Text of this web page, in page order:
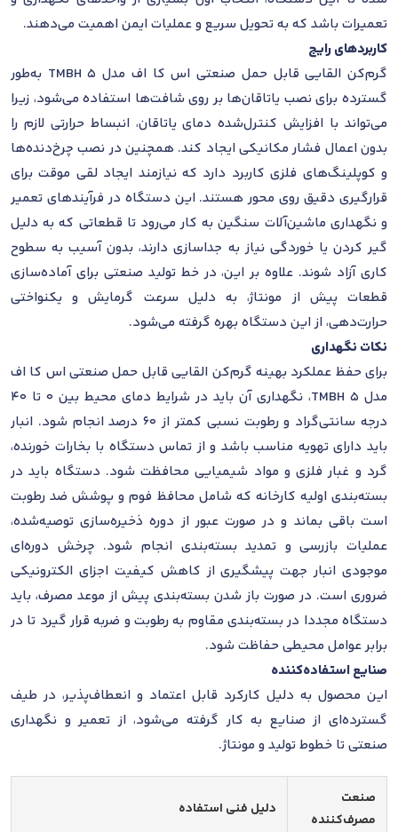
تعمیرات باشد که به تحویل سریع و عملیات ایمن اهمیت می‌دهند.
کاربردهای رایج
گرم‌کن القایی قابل حمل صنعتی اس کا اف مدل TMBH 5 به‌طور
گسترده برای نصب یاتاقان‌ها بر روی شافت‌ها استفاده می‌شود، زیرا
می‌تواند با افزایش کنترل‌شده دمای یاتاقان، انبساط حرارتی لازم را
بدون اعمال فشار مکانیکی ایجاد کند. همچنین در نصب چرخ‌دنده‌ها
و کوپلینگ‌های فلزی کاربرد دارد که نیازمند ایجاد لقی موقت برای
قرارگیری دقیق روی محور هستند. این دستگاه در فرآیندهای تعمیر
و نگهداری ماشین‌آلات سنگین به کار می‌رود تا قطعاتی که به دلیل
گیر کردن یا خوردگی نیاز به جداسازی دارند، بدون آسیب به سطوح
کاری آزاد شوند. علاوه بر این، در خط تولید صنعتی برای آماده‌سازی
قطعات پیش از مونتاژ، به دلیل سرعت گرمایش و یکنواختی
حرارت‌دهی، از این دستگاه بهره گرفته می‌شود.
نکات نگهداری
برای حفظ عملکرد بهینه گرم‌کن القایی قابل حمل صنعتی اس کا اف
مدل TMBH 5، نگهداری آن باید در شرایط دمای محیط بین 0 تا 40
درجه سانتی‌گراد و رطوبت نسبی کمتر از 60 درصد انجام شود. انبار
باید دارای تهویه مناسب باشد و از تماس دستگاه با بخارات خورنده،
گرد و غبار فلزی و مواد شیمیایی محافظت شود. دستگاه باید در
بسته‌بندی اولیه کارخانه که شامل محافظ فوم و پوشش ضد رطوبت
است باقی بماند و در صورت عبور از دوره ذخیره‌سازی توصیه‌شده،
عملیات بازرسی و تمدید بسته‌بندی انجام شود. چرخش دوره‌ای
موجودی انبار جهت پیشگیری از کاهش کیفیت اجزای الکترونیکی
ضروری است. در صورت باز شدن بسته‌بندی پیش از موعد مصرف، باید
دستگاه مجددا در بسته‌بندی مقاوم به رطوبت و ضربه قرار گیرد تا در
برابر عوامل محیطی حفاظت شود.
صنایع استفاده‌کننده
این محصول به دلیل کارکرد قابل اعتماد و انعطاف‌پذیر، در طیف
گسترده‌ای از صنایع به کار گرفته می‌شود، از تعمیر و نگهداری
صنعتی تا خطوط تولید و مونتاژ.
صنعت
مصرف‌کننده
دلیل فنی استفاده